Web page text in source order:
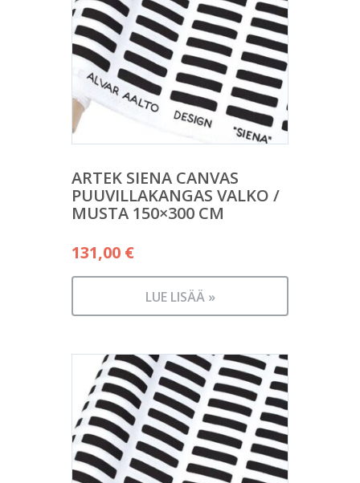
ARTEK SIENA CANVAS
PUUVILLAKANGAS VALKO /
MUSTA 150×300 CM
131,00 €
LUE LISÄÄ »